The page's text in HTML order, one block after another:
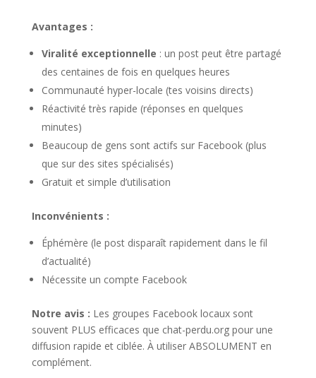
Avantages :
Viralité exceptionnelle : un post peut être partagé
des centaines de fois en quelques heures
Communauté hyper-locale (tes voisins directs)
Réactivité très rapide (réponses en quelques
minutes)
Beaucoup de gens sont actifs sur Facebook (plus
que sur des sites spécialisés)
Gratuit et simple d’utilisation
Inconvénients :
Éphémère (le post disparaît rapidement dans le fil
d’actualité)
Nécessite un compte Facebook
Notre avis : Les groupes Facebook locaux sont
souvent PLUS efficaces que chat-perdu.org pour une
diffusion rapide et ciblée. À utiliser ABSOLUMENT en
complément.